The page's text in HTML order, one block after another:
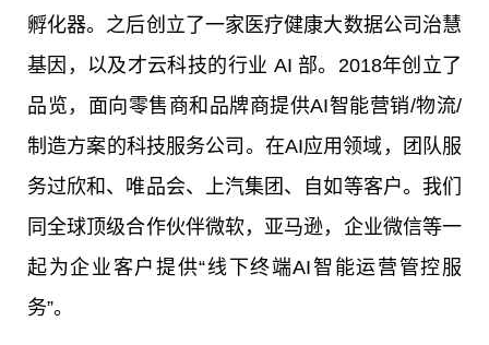
孵化器。之后创立了一家医疗健康大数据公司治慧
基因，以及才云科技的行业 AI 部。2018年创立了
品览，面向零售商和品牌商提供AI智能营销/物流/
制造方案的科技服务公司。在AI应用领域，团队服
务过欣和、唯品会、上汽集团、自如等客户。我们
同全球顶级合作伙伴微软，亚马逊，企业微信等一
起为企业客户提供“线下终端AI智能运营管控服
务”。